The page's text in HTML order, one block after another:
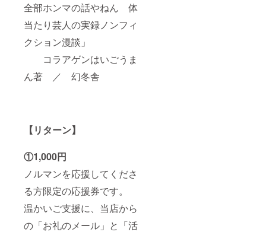
全部ホンマの話やねん 体
当たり芸人の実録ノンフィ
クション漫談」
コラアゲンはいごうま
ん著 ／ 幻冬舎
【リターン】
①1,000円
ノルマンを応援してくださ
る方限定の応援券です。
温かいご支援に、当店から
の「お礼のメール」と「活